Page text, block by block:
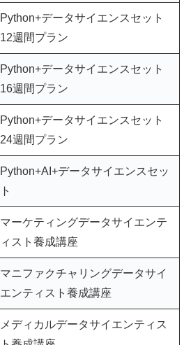
Python+データサイエンスセット
12週間プラン
Python+データサイエンスセット
16週間プラン
Python+データサイエンスセット
24週間プラン
Python+AI+データサイエンスセッ
ト
マーケティングデータサイエンテ
ィスト養成講座
マニファクチャリングデータサイ
エンティスト養成講座
メディカルデータサイエンティス